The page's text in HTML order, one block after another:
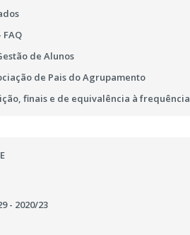
de Alunos
de Pais do Agrupamento
finais e de equivalência à frequência
- 2020/23